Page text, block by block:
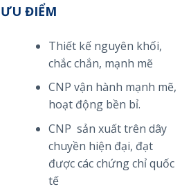
ƯU ĐIỂM
Thiết kế nguyên khối,
chắc chắn, mạnh mẽ
CNP vận hành mạnh mẽ,
hoạt động bền bỉ.
CNP sản xuất trên dây
chuyền hiện đại, đạt
được các chứng chỉ quốc
tế